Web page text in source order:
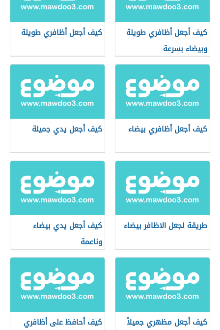
كيف أجعل أظافري طويلة
وبيضاء بسرعة
كيف أجعل أظافري طويلة
كيف أجعل أظافري بيضاء كيف أجعل يدي جميلة
طريقة لجعل الاظافر بيضاء
كيف أجعل يدي بيضاء
وناعمة
كيف أجعل مظهري جميلاً
كيف أحافظ على أظافري